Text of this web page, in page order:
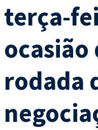
terça-
rodada